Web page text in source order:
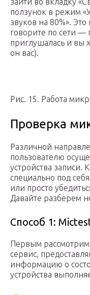
ползунок в режим
звуков на 80%».
говорите по сети —
приглушалась и вы
он вас).
Рис. 15. Работа
Проверка
Различной
пользователю
устройства записи.
специально под
или просто
Давайте разберем
Способ 1:
Первым
сервис,
информацию о
устройства